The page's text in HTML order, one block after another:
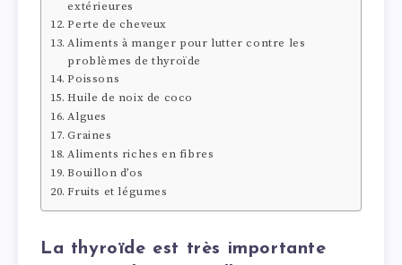
extérieures
Perte de cheveux
Aliments à manger pour lutter contre les
problèmes de thyroïde
Poissons
Huile de noix de coco
Algues
Graines
Aliments riches en fibres
Bouillon d’os
Fruits et légumes
La thyroïde est très importante